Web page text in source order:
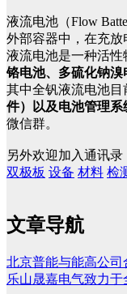
液流电池（Flow
外部容器中，在充放
液流电池是一种活性
铬电池、多硫化钠溴
其中全钒液流电池目
件）以及电池管理系
微信群。
另外欢迎加入通讯录
双极板 设备 材料 检
文章导航
北京普能与能高公司
乐山晟嘉电气致力